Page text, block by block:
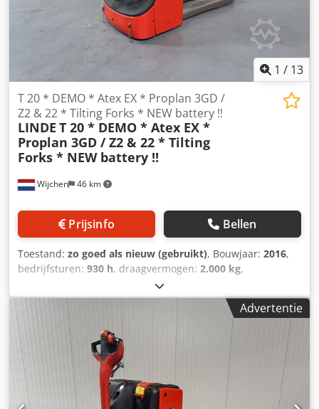
1 / 13
Wijchen 46 km
T 20 * DEMO * Atex EX * Proplan 3GD /
Z2 & 22 * Tilting Forks * NEW battery !!
LINDE T 20 * DEMO * Atex EX *
Proplan 3GD / Z2 & 22 * Tilting
Forks * NEW battery !!
Prijsinfo Bellen
Toestand: zo goed als nieuw (gebruikt), Bouwjaar: 2016,
bedrijfsturen: 930 h, draagvermogen: 2.000 kg,
, Manufacturer + model:LINDE T
20 * EX * Proplan 3GD / Zone 2 - 22 ID:25050.8953 Cat.:
Demo Forks:1150 x 560 mm Capacity:2000 kg Year:2016
Hours:930 hours Capacity:Complete NEW * 24v / 230ah * Bj
2025 Options: Special bouw !!Met hydraulische kantelbare
lepels !!!Voor bv het leeg laten lopen van IBC* EX * Proplan
!!!!! Systeem = ATEX 14 Proplan 3002 X Type = Cat 3G (
toegestaan in ZONE 2 ) Gasgroep = IIB Tempklasse = T4
Type = Cat 3D ( toegestaan in ZONE 22 - Dust ) Codpfx Aezq
Advertentie